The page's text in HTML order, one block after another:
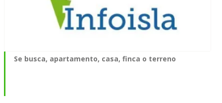
Se busca, apartamento, casa, finca o terreno